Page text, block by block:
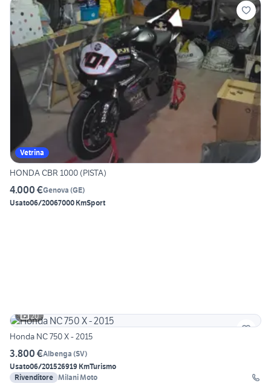
Vetrina
HONDA CBR 1000 (PISTA)
4.000 €Genova (GE)
Usato06/20067000 KmSport
20
Honda NC 750 X - 2015
3.800 €Albenga (SV)
Usato06/201526919 KmTurismo
Rivenditore Milani Moto